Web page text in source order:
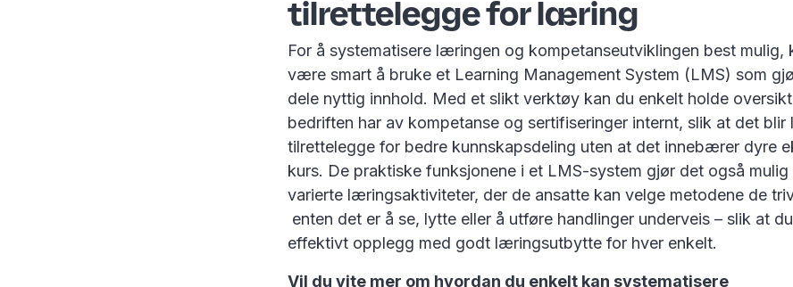
tilrettelegge for læring
For å systematisere læringen og kompetanseutviklingen best mulig,
være smart å bruke et Learning Management System (LMS) som
dele nyttig innhold. Med et slikt verktøy kan du enkelt holde
bedriften har av kompetanse og sertifiseringer internt, slik at det blir
tilrettelegge for bedre kunnskapsdeling uten at det innebærer dyre
kurs. De praktiske funksjonene i et LMS-system gjør det også
varierte læringsaktiviteter, der de ansatte kan velge metodene de
enten det er å se, lytte eller å utføre handlinger underveis – slik at
effektivt opplegg med godt læringsutbytte for hver enkelt.
Vil du vite mer om hvordan du enkelt kan systematisere